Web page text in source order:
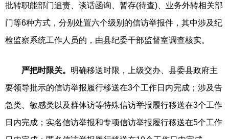
批转职能部门追责、谈话函询、暂存(待查)、业务外转相关部
门等6种方式，分别处置六个级别的信访举报件，其中涉及纪
检监察系统工作人员的，由县纪委干部监督室调查核实。
严把时限关。 明确移送时限，上级交办、县委县政府主
要领导批示的信访举报履行移送在3个工作日内完成；涉及告
急类、敏感类以及群体访等特殊信访举报履行移送在3个工作
日内完成；实名信访举报和专项信访举报履行移送在5个工作